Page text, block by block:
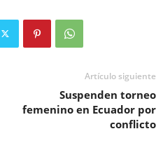
Artículo siguiente
Suspenden torneo
femenino en Ecuador por
conflicto